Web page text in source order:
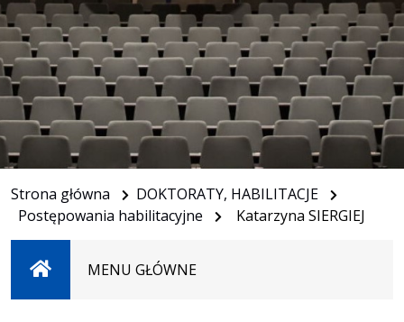
Strona główna
DOKTORATY, HABILITACJE
Postępowania habilitacyjne
Katarzyna SIERGIEJ
StronaMENU GŁÓWNE